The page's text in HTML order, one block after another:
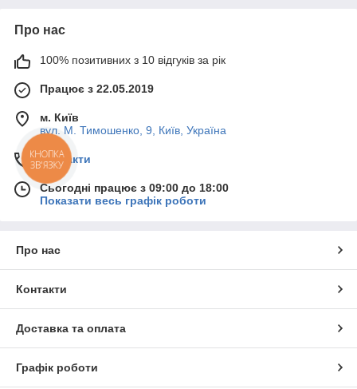
Про нас
100% позитивних з 10 відгуків за рік
Працює з 22.05.2019
м. Київ
вул. М. Тимошенко, 9, Київ, Україна
Контакти
Сьогодні працює з 09:00 до 18:00
Показати весь графік роботи
Про нас
Контакти
Доставка та оплата
Графік роботи
КНОПКА
ЗВ'ЯЗКУ